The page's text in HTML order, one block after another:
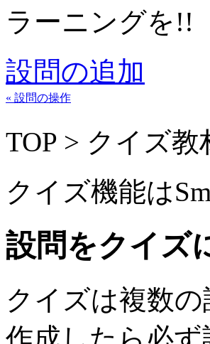
ラーニングを!!
設問の追加
« 設問の操作
TOP > クイズ
クイズ機能は
設問をクイズ
クイズは複数
作成したら必